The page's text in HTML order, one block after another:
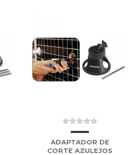
ADAPTADOR DE
CORTE AZULEJOS